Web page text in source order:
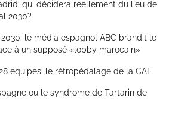
qui décidera réellement du lieu de
2030?
le média espagnol ABC brandit le
à un supposé «lobby marocain»
équipes: le rétropédalage de la CAF
ou le syndrome de Tartarin de